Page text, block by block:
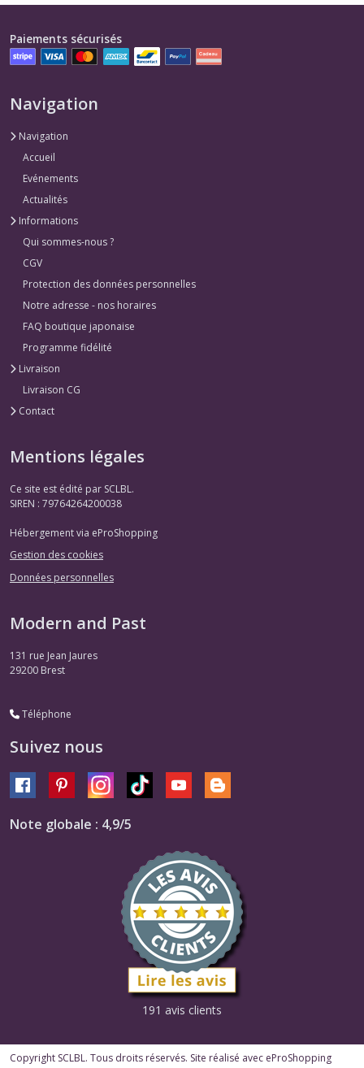
Paiements sécurisés
Navigation
Navigation
Accueil
Evénements
Actualités
Informations
Qui sommes-nous ?
CGV
Protection des données personnelles
Notre adresse - nos horaires
FAQ boutique japonaise
Programme fidélité
Livraison
Livraison CG
Contact
Mentions légales
Ce site est édité par SCLBL.
SIREN : 79764264200038
Hébergement via eProShopping
Gestion des cookies
Données personnelles
Modern and Past
131 rue Jean Jaures
29200 Brest
Téléphone
Suivez nous
Note globale : 4,9/5
191 avis clients
Copyright SCLBL. Tous droits réservés. Site réalisé avec eProShopping